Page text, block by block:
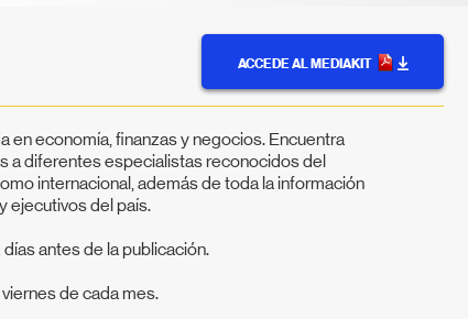
ACCEDE AL MEDIAKIT
en economía, finanzas y negocios. Encuentra
a diferentes especialistas reconocidos del
internacional, además de toda la información
ejecutivos del país.
días antes de la publicación.
de cada mes.